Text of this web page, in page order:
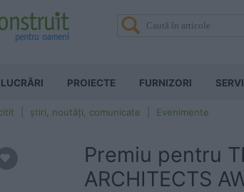
LUCRĂRI PROIECTE FURNIZORI
știri, noutăți, comunicate Evenimente
Premiu pentru
ARCHITECTS